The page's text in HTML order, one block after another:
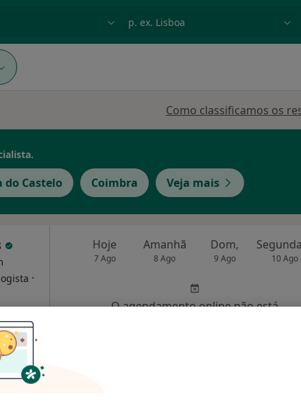
Como classificamos os
do Castelo Coimbra Veja mais
·
Hoje
7 Ago
Amanhã
8 Ago
Dom,
9 Ago 10 Ago
O agendamento online não está